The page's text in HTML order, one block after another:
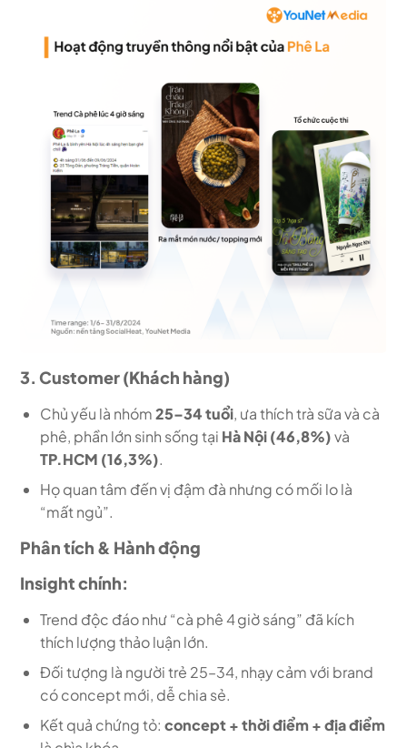
3. Customer (Khách hàng)
Chủ yếu là nhóm25–34 tuổi, ưa thích trà sữa và cà
phê, phần lớn sinh sống tại Hà Nội (46,8%)và
TP.HCM (16,3%).
Họ quan tâm đến vị đậm đà nhưng có mối lo là
“mất ngủ”.
Phân tích & Hành động
Insight chính:
Trend độc đáo như “cà phê 4 giờ sáng” đã kích
thích lượng thảo luận lớn.
Đối tượng là người trẻ 25–34, nhạy cảm với brand
có concept mới, dễ chia sẻ.
Kết quả chứng tỏ:concept + thời điểm + địa điểm